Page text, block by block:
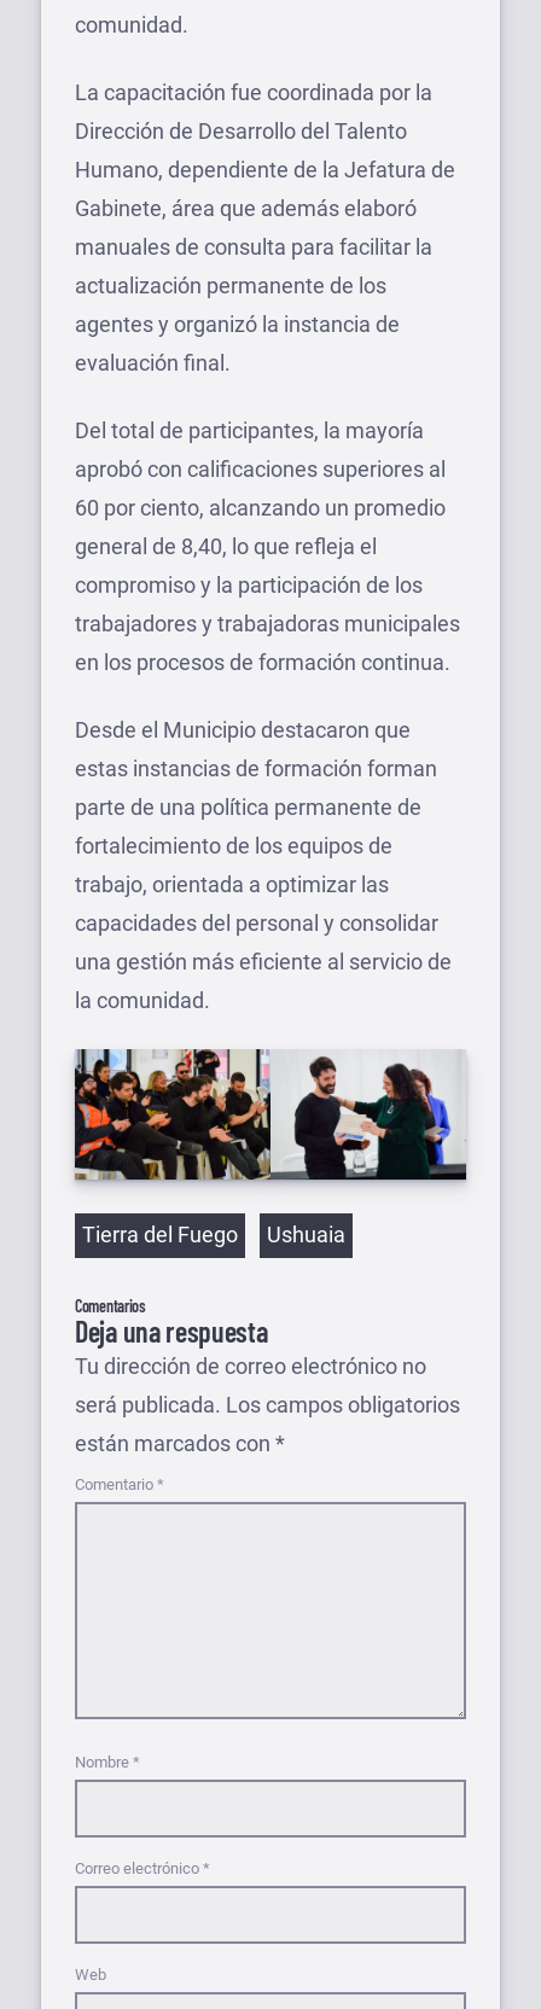
comunidad.
La capacitación fue coordinada por la
Dirección de Desarrollo del Talento
Humano, dependiente de la Jefatura de
Gabinete, área que además elaboró
manuales de consulta para facilitar la
actualización permanente de los
agentes y organizó la instancia de
evaluación final.
Del total de participantes, la mayoría
aprobó con calificaciones superiores al
60 por ciento, alcanzando un promedio
general de 8,40, lo que refleja el
compromiso y la participación de los
trabajadores y trabajadoras municipales
en los procesos de formación continua.
Desde el Municipio destacaron que
estas instancias de formación forman
parte de una política permanente de
fortalecimiento de los equipos de
trabajo, orientada a optimizar las
capacidades del personal y consolidar
una gestión más eficiente al servicio de
la comunidad.
Etiquetas
Tierra del Fuego Ushuaia
Comentarios
Deja una respuesta
Tu dirección de correo electrónico no
será publicada. Los campos obligatorios
están marcados con *
Comentario *
Nombre *
Correo electrónico *
Web